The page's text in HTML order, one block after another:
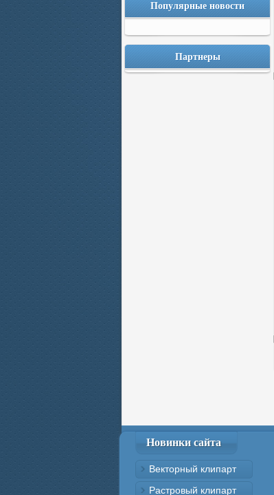
Популярные новости
Партнеры
Новинки сайта
Векторный клипарт
Растровый клипарт